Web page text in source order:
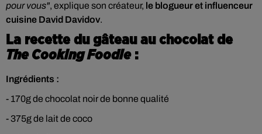
pour vous", explique son créateur, le blogueur et influenceur
cuisine David Davidov.
La recette du gâteau au chocolat de
The Cooking Foodie:
Ingrédients :
- 170g de chocolat noir de bonne qualité
- 375g de lait de coco